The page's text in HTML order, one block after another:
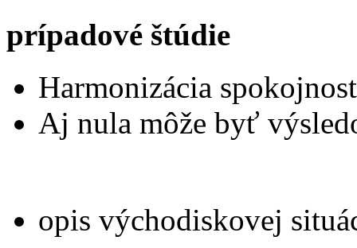
prípadové štúdie
Harmonizácia
Aj nula môže byť
opis východiskovej